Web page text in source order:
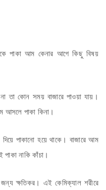
পাকা আম কেনার আগে কিছু বিষয়
তা কোন সময় বাজারে পাওয়া যায়।
পাকা কিনা।
পাকানো হয়ে থাকে। বাজারে আম
নাকি কাঁচা।
ক্ষতিকর। এই কেমিক্যাল শরীরে